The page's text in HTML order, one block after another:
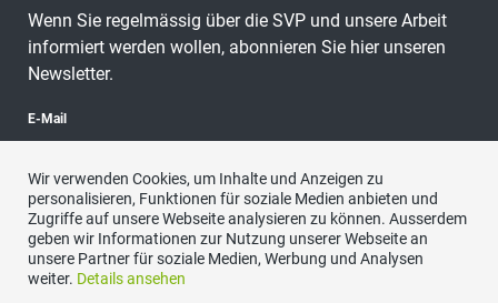
Wenn Sie regelmässig über die SVP und unsere Arbeit
informiert werden wollen, abonnieren Sie hier unseren
Newsletter.
E-Mail
abonnieren
Wir verwenden Cookies, um Inhalte und Anzeigen zu
personalisieren, Funktionen für soziale Medien anbieten und
Zugriffe auf unsere Webseite analysieren zu können. Ausserdem
geben wir Informationen zur Nutzung unserer Webseite an
unsere Partner für soziale Medien, Werbung und Analysen
weiter. Details ansehen